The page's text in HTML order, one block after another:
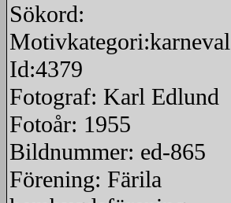
Sökord:
Motivkategori:karneval
Id:4379
Fotograf: Karl Edlund
Fotoår: 1955
Bildnummer: ed-865
Förening: Färila